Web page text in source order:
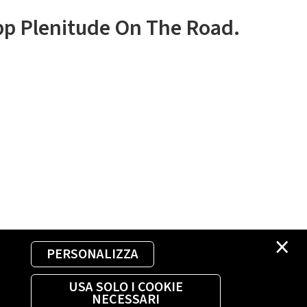
×
PERSONALIZZA
USA SOLO I COOKIE
NECESSARI
Plenitude On The Road.